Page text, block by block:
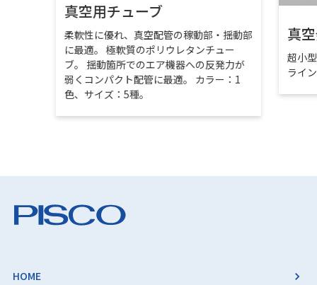
真空用チューブ
柔軟性に優れ、真空配管の稼動部・揺動部
に最適。 極軟質のポリウレタンチュー
ブ。 揺動箇所でのエア機器への反発力が
弱くコンパクト配管に最適。 カラー：1
色、サイズ：5種。
真
超小
ライ
HOME